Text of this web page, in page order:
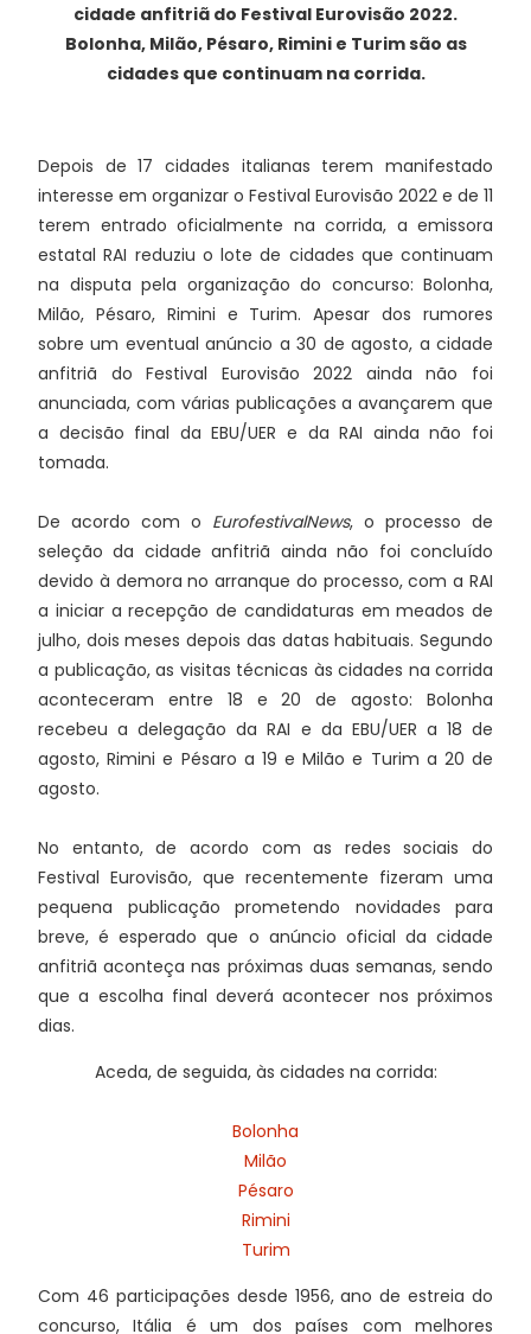
cidade anfitriã do Festival Eurovisão 2022.
Bolonha, Milão, Pésaro, Rimini e Turim são as
cidades que continuam na corrida.
Depois de 17 cidades italianas terem manifestado
interesse em organizar o Festival Eurovisão 2022 e de 11
terem entrado oficialmente na corrida, a emissora
estatal RAI reduziu o lote de cidades que continuam
na disputa pela organização do concurso: Bolonha,
Milão, Pésaro, Rimini e Turim. Apesar dos rumores
sobre um eventual anúncio a 30 de agosto, a cidade
anfitriã do Festival Eurovisão 2022 ainda não foi
anunciada, com várias publicações a avançarem que
a decisão final da EBU/UER e da RAI ainda não foi
tomada.
De acordo com o EurofestivalNews, o processo de
seleção da cidade anfitriã ainda não foi concluído
devido à demora no arranque do processo, com a RAI
a iniciar a recepção de candidaturas em meados de
julho, dois meses depois das datas habituais. Segundo
a publicação, as visitas técnicas às cidades na corrida
aconteceram entre 18 e 20 de agosto: Bolonha
recebeu a delegação da RAI e da EBU/UER a 18 de
agosto, Rimini e Pésaro a 19 e Milão e Turim a 20 de
agosto.
No entanto, de acordo com as redes sociais do
Festival Eurovisão, que recentemente fizeram uma
pequena publicação prometendo novidades para
breve, é esperado que o anúncio oficial da cidade
anfitriã aconteça nas próximas duas semanas, sendo
que a escolha final deverá acontecer nos próximos
dias.
Aceda, de seguida, às cidades na corrida:
Bolonha
Milão
Pésaro
Rimini
Turim
Com 46 participações desde 1956, ano de estreia do
concurso, Itália é um dos países com melhores